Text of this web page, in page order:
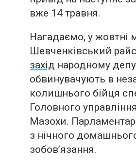
вже 14 травня.
Нагадаємо, у жовтні
Шевченківський
захід народному
обвинувачують в
колишнього бійця
Головного
Мазохи.
з нічного
зобовʼязання.